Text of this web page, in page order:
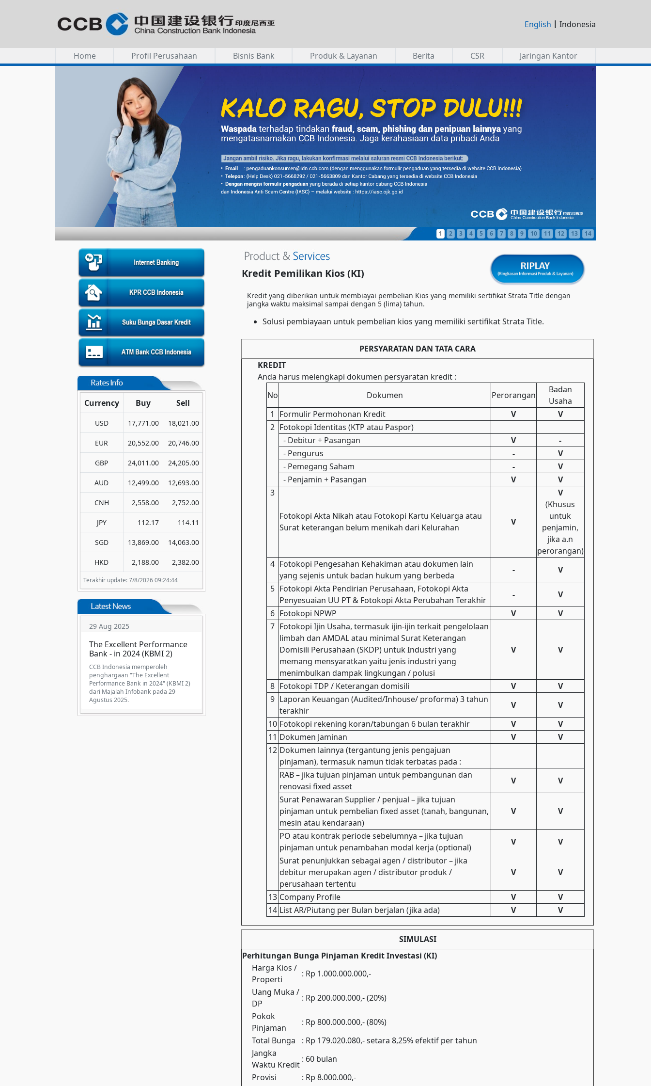
English | Indonesia
Home Profil Perusahaan Bisnis Bank Produk & Layanan Berita CSR Jaringan Kantor
1 2 3 4 5 6 7 8 9 10 11 12 13 14
Terakhir update: 7/8/2026 09:24:44
Currency Buy Sell
USD 17,771.00 18,021.00
EUR 20,552.00 20,746.00
GBP 24,011.00 24,205.00
AUD 12,499.00 12,693.00
CNH 2,558.00 2,752.00
JPY 112.17 114.11
SGD 13,869.00 14,063.00
HKD 2,188.00 2,382.00
29 Aug 2025
The Excellent Performance
Bank - in 2024 (KBMI 2)
CCB Indonesia memperoleh
penghargaan "The Excellent
Performance Bank in 2024" (KBMI 2)
dari Majalah Infobank pada 29
Agustus 2025.
Kredit Pemilikan Kios (KI)
Kredit yang diberikan untuk membiayai pembelian Kios yang memiliki sertifikat Strata Title dengan
jangka waktu maksimal sampai dengan 5 (lima) tahun.
Solusi pembiayaan untuk pembelian kios yang memiliki sertifikat Strata Title.
PERSYARATAN DAN TATA CARA
KREDIT
Anda harus melengkapi dokumen persyaratan kredit :
No
Dokumen Perorangan
Badan
Usaha
1
Formulir Permohonan Kredit V
V
2 Fotokopi Identitas (KTP atau Paspor)
- Debitur + Pasangan
V
-
- Pengurus
-
V
- Pemegang Saham
-
V
- Penjamin + Pasangan
V
V
3
Fotokopi Akta Nikah atau Fotokopi Kartu Keluarga atau
Surat keterangan belum menikah dari Kelurahan
V
V
(Khusus
untuk
penjamin,
jika a.n
perorangan)
4 Fotokopi Pengesahan Kehakiman atau dokumen lain
yang sejenis untuk badan hukum yang berbeda
-
V
5 Fotokopi Akta Pendirian Perusahaan, Fotokopi Akta
Penyesuaian UU PT & Fotokopi Akta Perubahan Terakhir
-
V
6 Fotokopi NPWP V
V
7 Fotokopi Ijin Usaha, termasuk ijin-ijin terkait pengelolaan
limbah dan AMDAL atau minimal Surat Keterangan
Domisili Perusahaan (SKDP) untuk Industri yang
memang mensyaratkan yaitu jenis industri yang
menimbulkan dampak lingkungan / polusi
V V
8 Fotokopi TDP / Keterangan domisili V
V
9 Laporan Keuangan (Audited/Inhouse/ proforma) 3 tahun
terakhir
V
V
10 Fotokopi rekening koran/tabungan 6 bulan terakhir V
V
11 Dokumen Jaminan V
V
12 Dokumen lainnya (tergantung jenis pengajuan
pinjaman), termasuk namun tidak terbatas pada :
RAB – jika tujuan pinjaman untuk pembangunan dan
renovasi fixed asset
V
V
Surat Penawaran Supplier / penjual – jika tujuan
pinjaman untuk pembelian fixed asset (tanah, bangunan,
mesin atau kendaraan)
V V
PO atau kontrak periode sebelumnya – jika tujuan
pinjaman untuk penambahan modal kerja (optional)
V
V
Surat penunjukkan sebagai agen / distributor – jika
debitur merupakan agen / distributor produk /
perusahaan tertentu
V V
13 Company Profile V
V
14 List AR/Piutang per Bulan berjalan (jika ada) V V
SIMULASI
Perhitungan Bunga Pinjaman Kredit Investasi (KI)
Harga Kios /
Properti
: Rp 1.000.000.000,-
Uang Muka /
DP
: Rp 200.000.000,- (20%)
Pokok
Pinjaman
: Rp 800.000.000,- (80%)
Total Bunga
: Rp 179.020.080,- setara 8,25% efektif per tahun
Jangka
Waktu Kredit
: 60 bulan
Provisi
: Rp 8.000.000,-